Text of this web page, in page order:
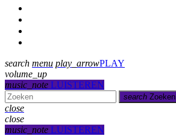
search menu play_arrowPLAY
volume_up
music_note LUISTEREN
search Zoeken
close
close
music_note LUISTEREN